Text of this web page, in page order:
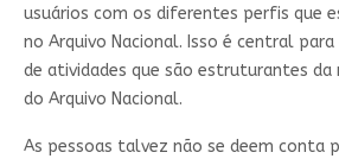
usuários com os diferentes perfis que
no Arquivo Nacional. Isso é central
de atividades que são estruturantes
do Arquivo Nacional.
As pessoas talvez não se deem conta